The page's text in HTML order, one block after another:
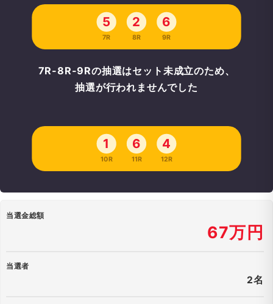
5
7R
2
8R
6
9R
7R-8R-9Rの抽選はセット未成立のため、
抽選が行われませんでした
1
10R
6
11R
4
12R
当選金総額
67万円
当選者
2名